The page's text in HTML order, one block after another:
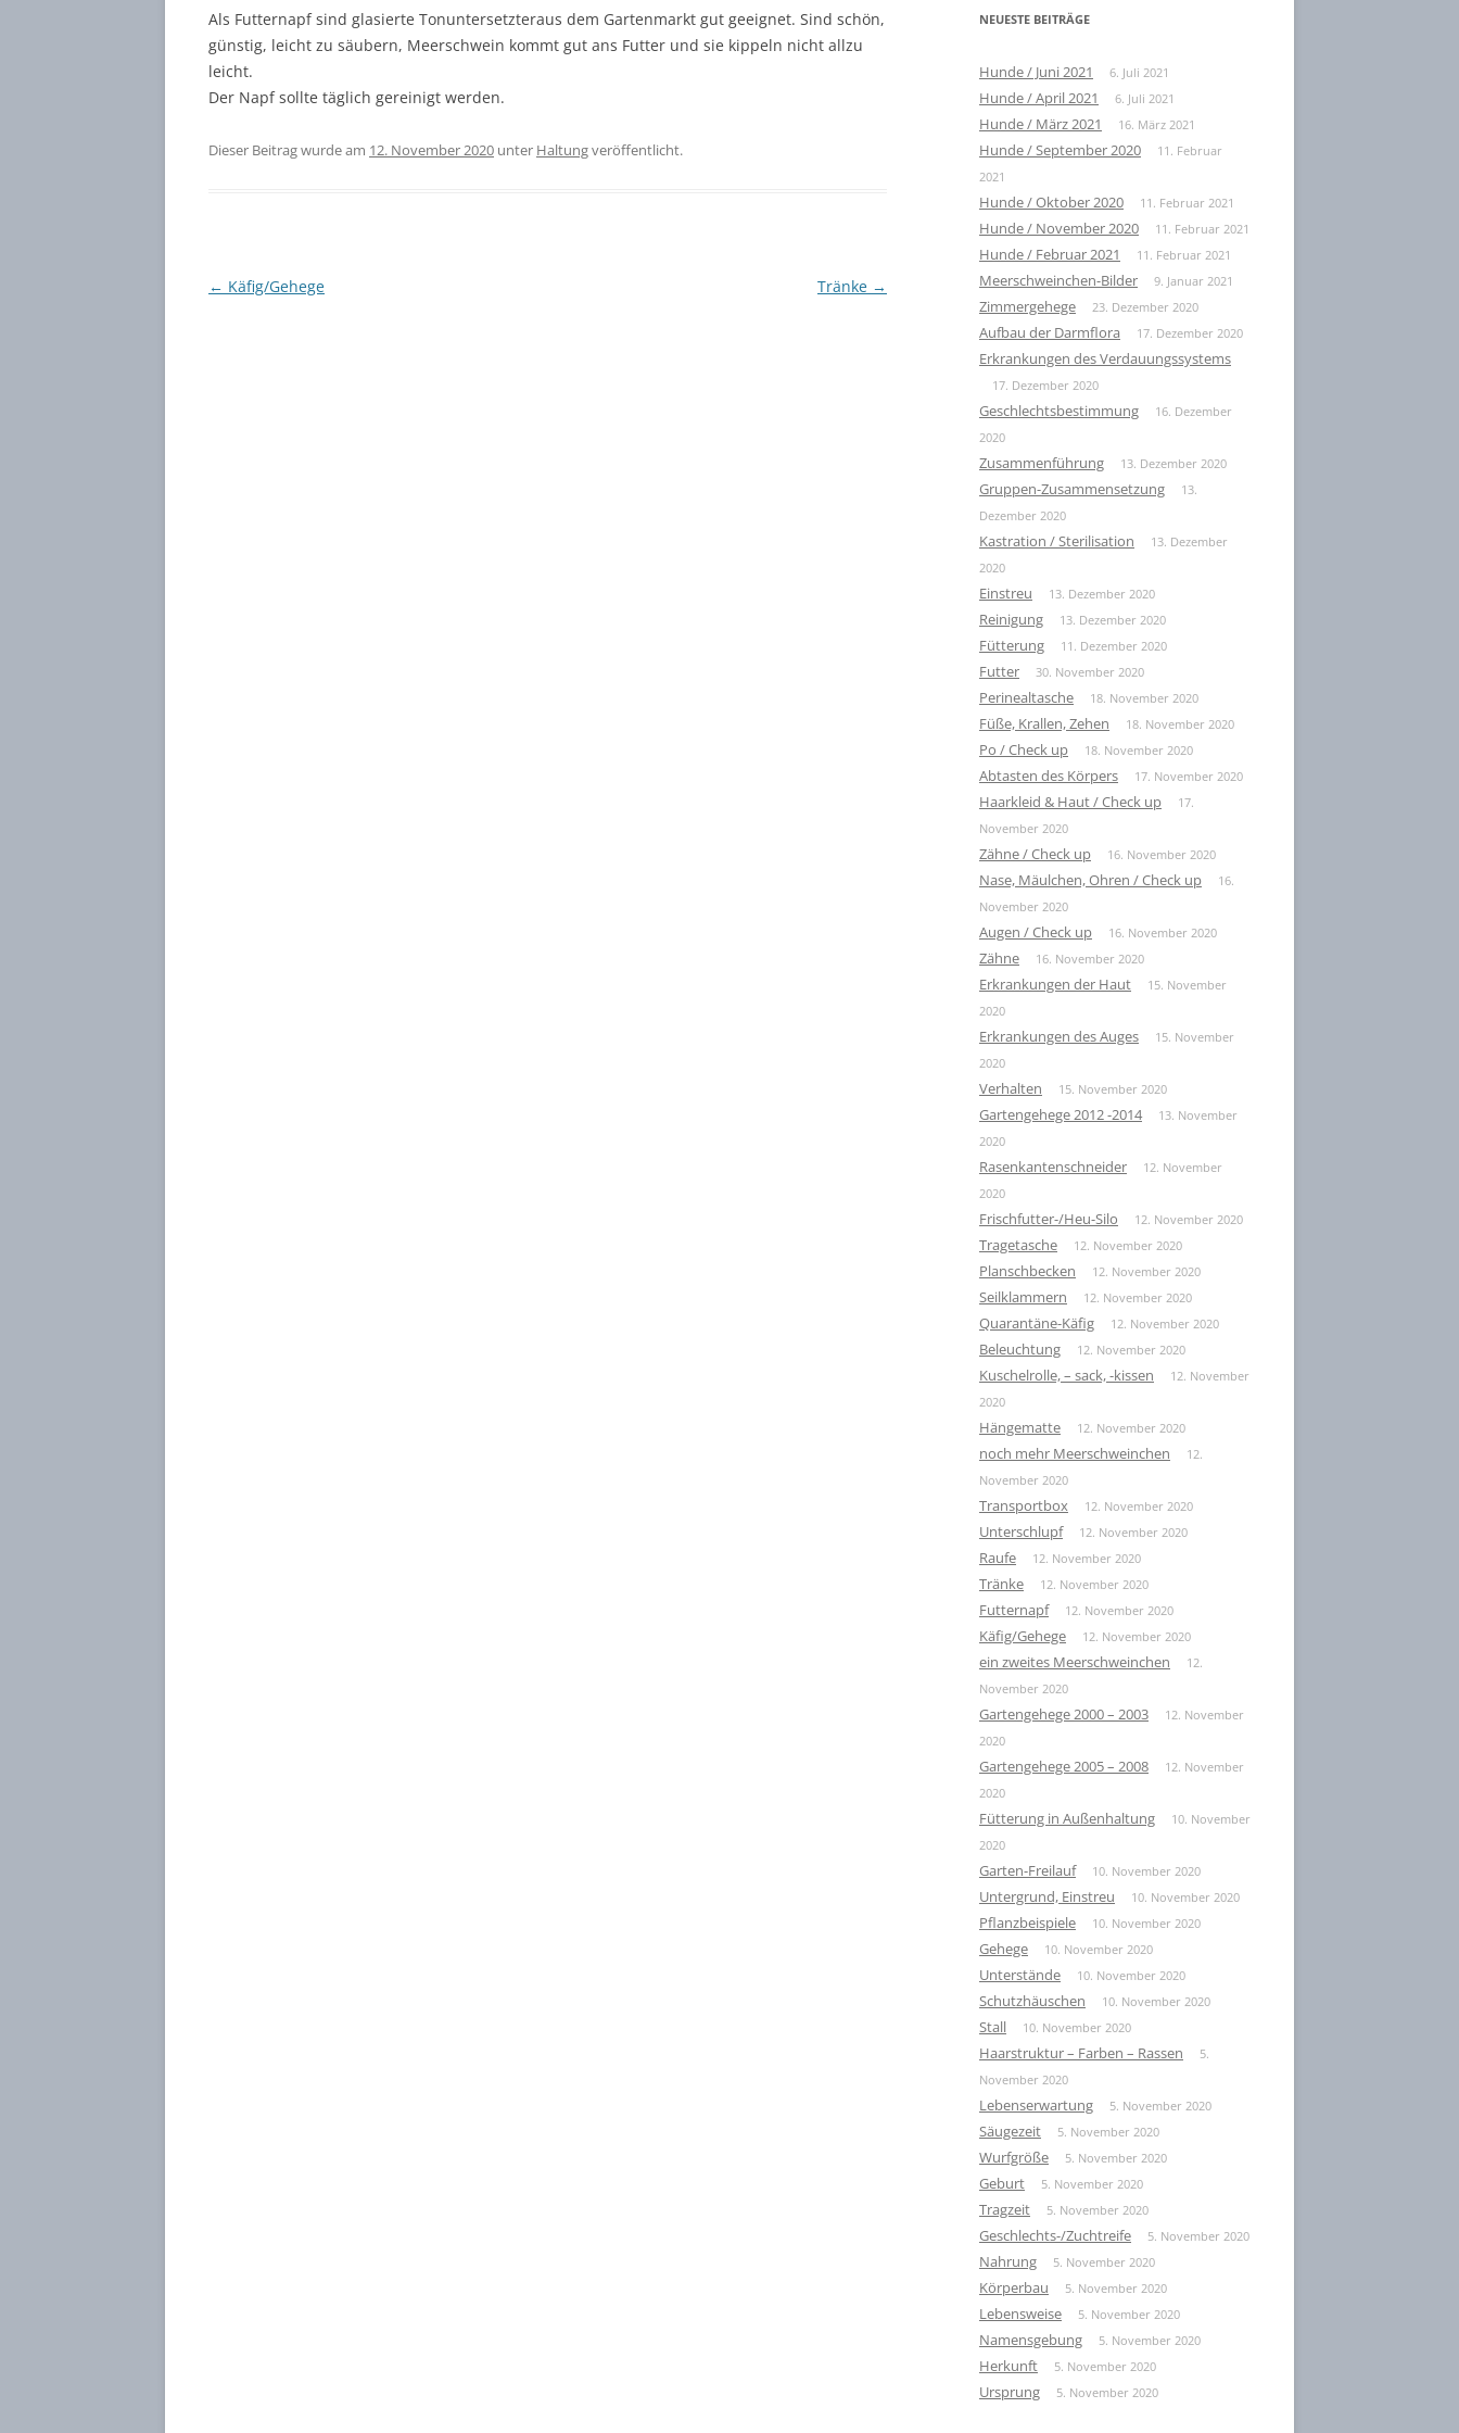
TRAGZEIT
GEBURT
ABTASTEN DES KÖRPERS
Als Futternapf sind glasierte Tonuntersetzteraus dem Gartenmarkt gut geeignet. Sind schön,
günstig, leicht zu säubern, Meerschwein kommt gut ans Futter und sie kippeln nicht allzu
leicht.
Der Napf sollte täglich gereinigt werden.
Dieser Beitrag wurde am 12. November 2020 unter Haltungveröffentlicht.
Beitragsnavigation
← Käfig/Gehege Tränke →
NEUESTE BEITRÄGE
Hunde / Juni 2021 6. Juli 2021
Hunde / April 2021 6. Juli 2021
Hunde / März 2021 16. März 2021
Hunde / September 2020
11. Februar
2021
Hunde / Oktober 2020 11. Februar 2021
Hunde / November 2020 11. Februar 2021
Hunde / Februar 2021 11. Februar 2021
Meerschweinchen-Bilder 9. Januar 2021
Zimmergehege 23. Dezember 2020
Aufbau der Darmflora 17. Dezember 2020
Erkrankungen des Verdauungssystems
17. Dezember 2020
Geschlechtsbestimmung
16. Dezember
2020
Zusammenführung 13. Dezember 2020
Gruppen-Zusammensetzung
13.
Dezember 2020
Kastration / Sterilisation
13. Dezember
2020
Einstreu 13. Dezember 2020
Reinigung 13. Dezember 2020
Fütterung 11. Dezember 2020
Futter 30. November 2020
Perinealtasche 18. November 2020
Füße, Krallen, Zehen 18. November 2020
Po / Check up 18. November 2020
Abtasten des Körpers 17. November 2020
Haarkleid & Haut / Check up
17.
November 2020
Zähne / Check up 16. November 2020
Nase, Mäulchen, Ohren / Check up
16.
November 2020
Augen / Check up 16. November 2020
Zähne 16. November 2020
Erkrankungen der Haut
15. November
2020
Erkrankungen des Auges
15. November
2020
Verhalten 15. November 2020
Gartengehege 2012 -2014
13. November
2020
Rasenkantenschneider
12. November
2020
Frischfutter-/Heu-Silo 12. November 2020
Tragetasche 12. November 2020
Planschbecken 12. November 2020
Seilklammern 12. November 2020
Quarantäne-Käfig 12. November 2020
Beleuchtung 12. November 2020
Kuschelrolle, – sack, -kissen
12. November
2020
Hängematte 12. November 2020
noch mehr Meerschweinchen
12.
November 2020
Transportbox 12. November 2020
Unterschlupf 12. November 2020
Raufe 12. November 2020
Tränke 12. November 2020
Futternapf 12. November 2020
Käfig/Gehege 12. November 2020
ein zweites Meerschweinchen
12.
November 2020
Gartengehege 2000 – 2003
12. November
2020
Gartengehege 2005 – 2008
12. November
2020
Fütterung in Außenhaltung
10. November
2020
Garten-Freilauf 10. November 2020
Untergrund, Einstreu 10. November 2020
Pflanzbeispiele 10. November 2020
Gehege 10. November 2020
Unterstände 10. November 2020
Schutzhäuschen 10. November 2020
Stall 10. November 2020
Haarstruktur – Farben – Rassen
5.
November 2020
Lebenserwartung 5. November 2020
Säugezeit 5. November 2020
Wurfgröße 5. November 2020
Geburt 5. November 2020
Tragzeit 5. November 2020
Geschlechts-/Zuchtreife 5. November 2020
Nahrung 5. November 2020
Körperbau 5. November 2020
Lebensweise 5. November 2020
Namensgebung 5. November 2020
Herkunft 5. November 2020
Ursprung 5. November 2020